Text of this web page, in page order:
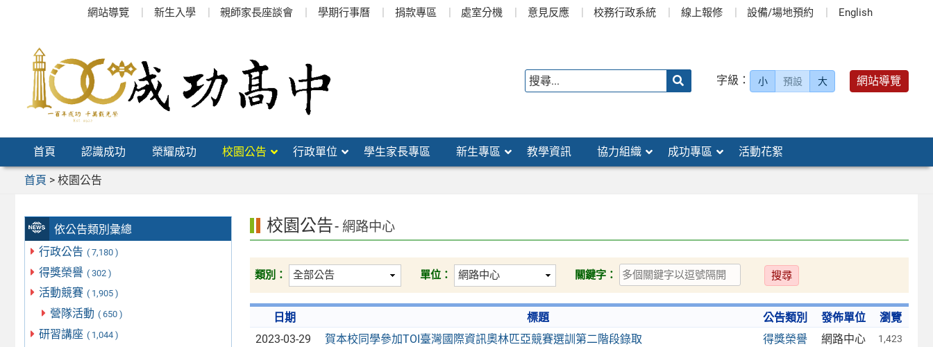
網站導覽 新生入學 親師家長座談會 學期行事曆 捐款專區 處室分機 意見反應 校務行政系統 線上報修 設備/場地預約 English
字級： 小 預設 大 網站導覽
首頁 認識成功 榮耀成功 校園公告 行政單位 學生家長專區 新生專區 教學資訊 協力組織 成功專區 活動花絮
首頁 > 校園公告
依公告類別彙總
行政公告 ( 7,180 )
得獎榮譽 ( 302 )
活動競賽 ( 1,905 )
營隊活動 ( 650 )
研習講座 ( 1,044 )
校園公告- 網路中心
類別： 單位： 關鍵字：
送
出
日期 標題 公告類別 發佈單位
瀏覽
2023-03-29
賀本校同學參加TOI臺灣國際資訊奧林匹亞競賽選訓第二階段錄取 得獎榮譽 網路中心 1,423